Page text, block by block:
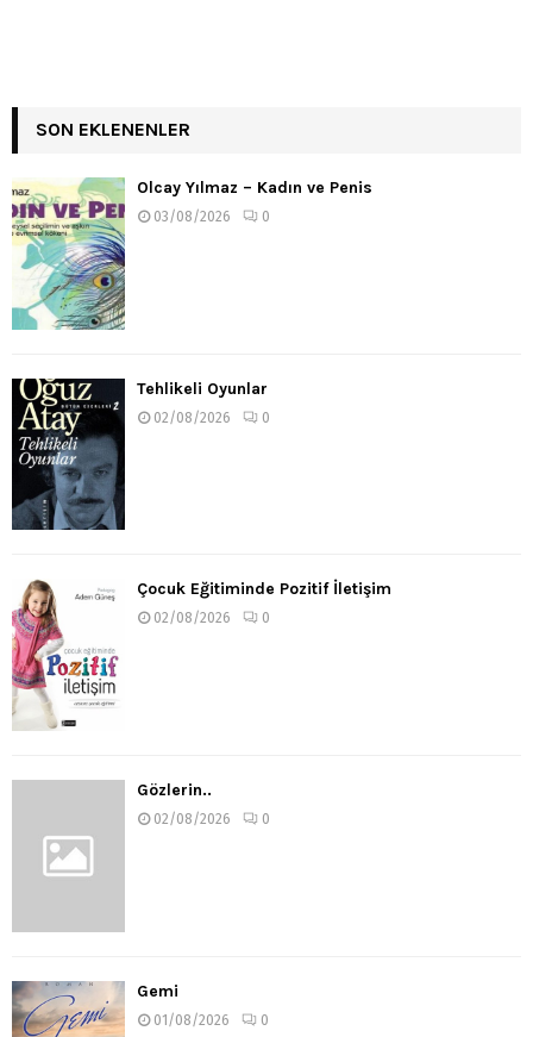
SON EKLENENLER
Olcay Yılmaz – Kadın ve Penis
03/08/2026 0
Tehlikeli Oyunlar
02/08/2026 0
Çocuk Eğitiminde Pozitif İletişim
02/08/2026 0
Gözlerin..
02/08/2026 0
Gemi
01/08/2026 0